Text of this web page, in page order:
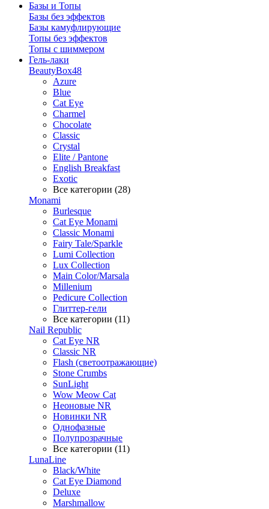
Базы и Топы
Базы без эффектов
Базы камуфлирующие
Топы без эффектов
Топы с шиммером
Гель-лаки
BeautyBox48
Azure
Blue
Cat Eye
Charmel
Chocolate
Classic
Crystal
Elite / Pantone
English Breakfast
Exotic
Все категории (28)
Monami
Burlesque
Cat Eye Monami
Classic Monami
Fairy Tale/Sparkle
Lumi Collection
Lux Collection
Main Color/Marsala
Millenium
Pedicure Collection
Глиттер-гели
Все категории (11)
Nail Republic
Cat Eye NR
Classic NR
Flash (светоотражающие)
Stone Crumbs
SunLight
Wow Meow Cat
Неоновые NR
Новинки NR
Однофазные
Полупрозрачные
Все категории (11)
LunaLine
Black/White
Cat Eye Diamond
Deluxe
Marshmallow